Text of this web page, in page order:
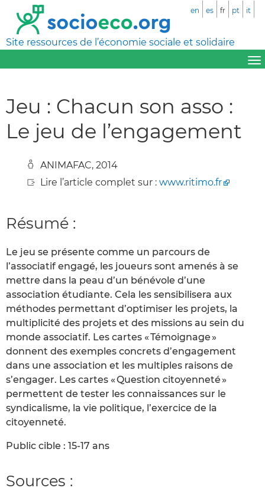
Site ressources de l’économie sociale et solidaire
en es fr pt it
Jeu : Chacun son asso :
Le jeu de l’engagement
ANIMAFAC, 2014
Lire l’article complet sur : www.ritimo.fr
Résumé :
Le jeu se présente comme un parcours de
l’associatif engagé, les joueurs sont amenés à se
mettre dans la peau d’un bénévole d’une
association étudiante. Cela les sensibilisera aux
méthodes permettant d’optimiser les projets, la
multiplicité des projets et des missions au sein du
monde associatif. Les cartes « Témoignage »
donnent des exemples concrets d’engagement
dans une association et les multiples raisons de
s’engager. Les cartes « Question citoyenneté »
permettent de tester les connaissances sur le
syndicalisme, la vie politique, l’exercice de la
citoyenneté.
Public cible : 15-17 ans
Sources :